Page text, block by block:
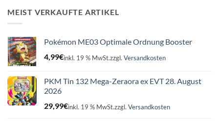
16,99€15,75€.
MEIST VERKAUFTE ARTIKEL
Pokémon ME03 Optimale Ordnung Booster
4,99€inkl. 19 % MwSt.zzgl. Versandkosten
PKM Tin 132 Mega-Zeraora ex EVT 28. August
2026
29,99€inkl. 19 % MwSt.zzgl. Versandkosten